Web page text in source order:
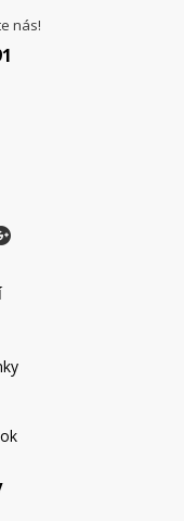
nás!